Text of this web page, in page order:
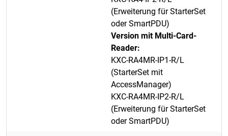
(Erweiterung für StarterSet
oder SmartPDU)
Version mit Multi-Card-
Reader:
KXC-RA4MR-IP1-R/L
(StarterSet mit
AccessManager)
KXC-RA4MR-IP2-R/L
(Erweiterung für StarterSet
oder SmartPDU)